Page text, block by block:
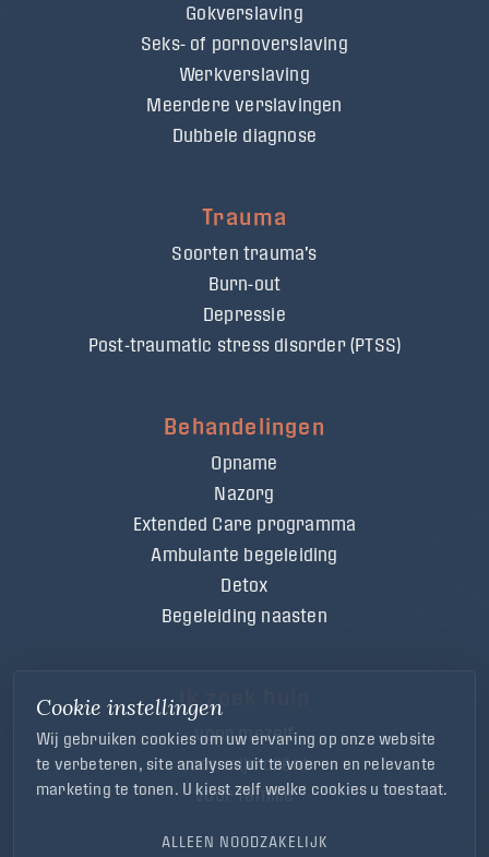
Cookie instellingen
Wij gebruiken cookies om uw ervaring op onze website
te verbeteren, site analyses uit te voeren en relevante
marketing te tonen. U kiest zelf welke cookies u toestaat.
ALLEEN NOODZAKELIJK
Gokverslaving
Seks- of pornoverslaving
Werkverslaving
Meerdere verslavingen
Dubbele diagnose
Trauma
Soorten trauma's
Burn-out
Depressie
Post-traumatic stress disorder (PTSS)
Behandelingen
Opname
Nazorg
Extended Care programma
Ambulante begeleiding
Detox
Begeleiding naasten
voor mezelf
voor mijn cliënt
voor familie